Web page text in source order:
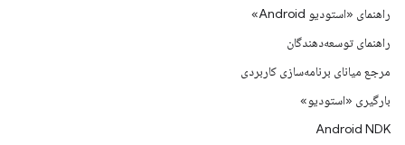
راهنمای «استودیو Android»
راهنمای توسعه‌دهندگان
مرجع میانای برنامه‌سازی کاربردی
بارگیری «استودیو»
Android NDK